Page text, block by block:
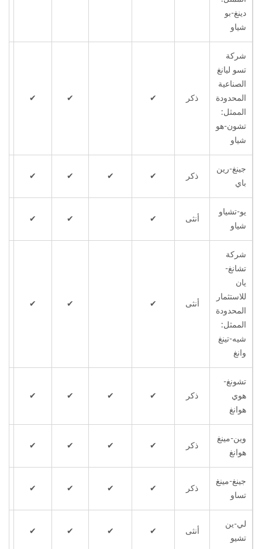
دينغ-بو
شياو
شركة
تسو ليانغ
الصناعية
المحدودة
الممثل:
تشون-هو
شياو
ذكر ✔
✔
✔
جينغ-رين
باي
ذكر ✔
✔
✔
✔
يو-تشياو
شياو
أنثى ✔
✔
✔
شركة
تشانغ-
يان
للاستثمار
المحدودة
الممثل:
شيه-تينغ
وانغ
أنثى ✔
✔
✔
تشونغ-
هوي
هوانغ
ذكر ✔
✔
✔
✔
وين-مينغ
هوانغ
ذكر ✔
✔
✔
✔
جينغ-مينغ
تساو
ذكر ✔
✔
✔
✔
لي-ين
تشيو
أنثى ✔
✔
✔
✔